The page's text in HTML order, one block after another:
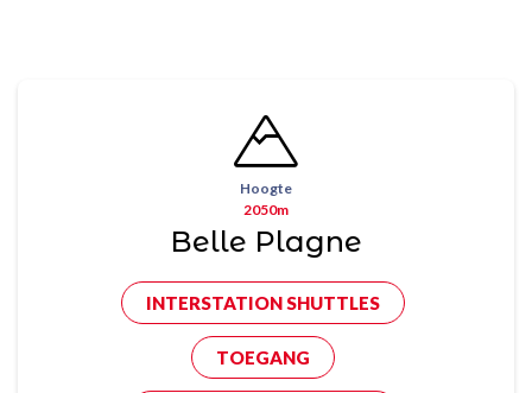
Hoogte
2050m
Belle Plagne
INTERSTATION SHUTTLES
TOEGANG